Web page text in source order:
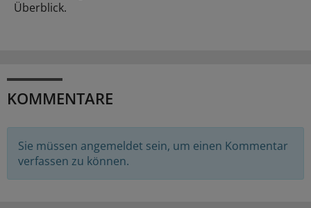
Überblick.
KOMMENTARE
Sie müssen angemeldet sein, um einen Kommentar
verfassen zu können.